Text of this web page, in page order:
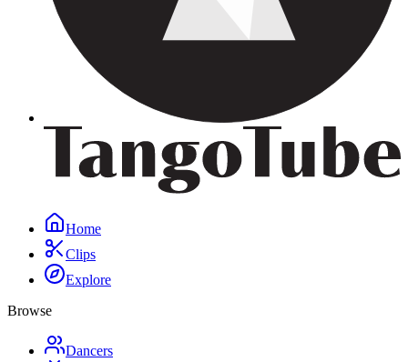
Home
Clips
Explore
Browse
Dancers